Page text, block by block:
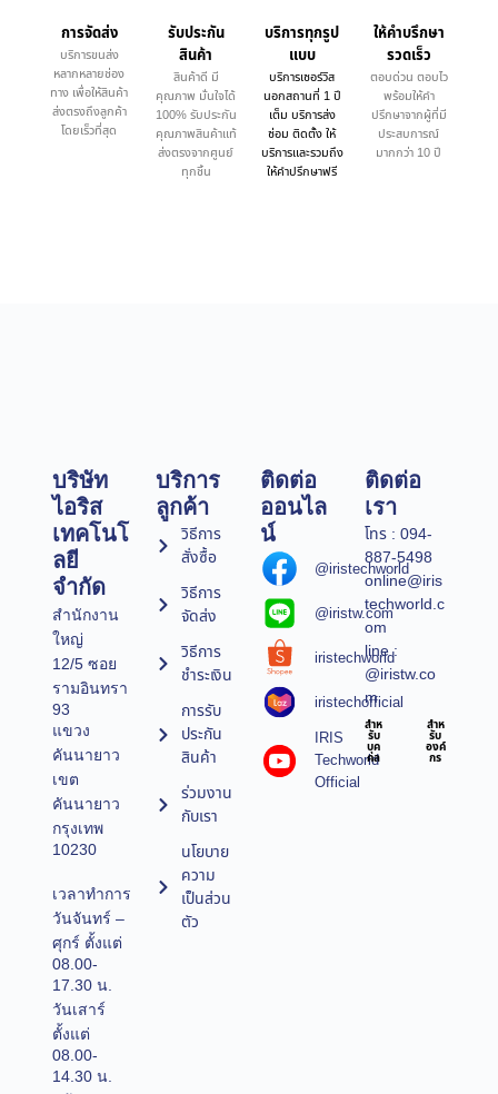
การจัดส่ง
บริการขนส่ง
หลากหลายช่อง
ทาง เพื่อให้สินค้า
ส่งตรงถึงลูกค้า
โดยเร็วที่สุด
รับประกัน
สินค้า
สินค้าดี มี
คุณภาพ มั่นใจได้
100% รับประกัน
คุณภาพสินค้าแท้
ส่งตรงจากศูนย์
ทุกชิ้น
บริการทุกรูป
แบบ
บริการเซอร์วิส
นอกสถานที่ 1 ปี
เต็ม บริการส่ง
ซ่อม ติดตั้ง ให้
บริการและรวมถึง
ให้คำปรึกษาฟรี
ให้คำบรึกษา
รวดเร็ว
ตอบด่วน ตอบไว
พร้อมให้คำ
ปรึกษาจากผู้ที่มี
ประสบการณ์
มากกว่า 10 ปี
บริษัท
ไอริส
เทคโนโ
ลยี
จำกัด
สำนักงาน
ใหญ่
12/5 ซอย
รามอินทรา
93
แขวง
คันนายาว
เขต
คันนายาว
กรุงเทพ
10230
เวลาทำการ
วันจันทร์ –
ศุกร์ ตั้งแต่
08.00-
17.30 น.
วันเสาร์
ตั้งแต่
08.00-
14.30 น.
บริการ
ลูกค้า
วิธีการ
สั่งซื้อ
วิธีการ
จัดส่ง
วิธีการ
ชำระเงิน
การรับ
ประกัน
สินค้า
ร่วมงาน
กับเรา
นโยบาย
ความ
เป็นส่วน
ตัว
ติดต่อ
ออนไล
น์
@iristechworld
@iristw.com
iristechworld
iristechofficial
IRIS
Techworld
Official
ติดต่อ
เรา
โทร : 094-
887-5498
online@iris
techworld.c
om
line :
@iristw.co
m
สำห
รับ
บุค
คล
สำห
รับ
องค์
กร